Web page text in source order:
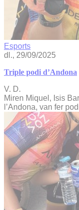
Esports
dl., 29/09/2025
Triple podi d’Andona
V. D.
Miren Miquel, Isis
l’Andona, van fer